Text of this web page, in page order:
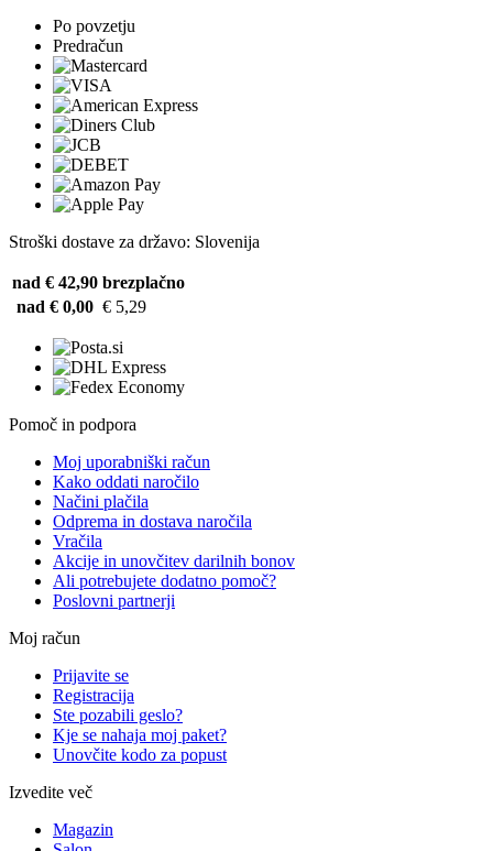
Po povzetju
Predračun
Stroški dostave za državo: Slovenija
nad € 42,90 brezplačno
nad € 0,00 € 5,29
Pomoč in podpora
Moj uporabniški račun
Kako oddati naročilo
Načini plačila
Odprema in dostava naročila
Vračila
Akcije in unovčitev darilnih bonov
Ali potrebujete dodatno pomoč?
Poslovni partnerji
Moj račun
Prijavite se
Registracija
Ste pozabili geslo?
Kje se nahaja moj paket?
Unovčite kodo za popust
Izvedite več
Magazin